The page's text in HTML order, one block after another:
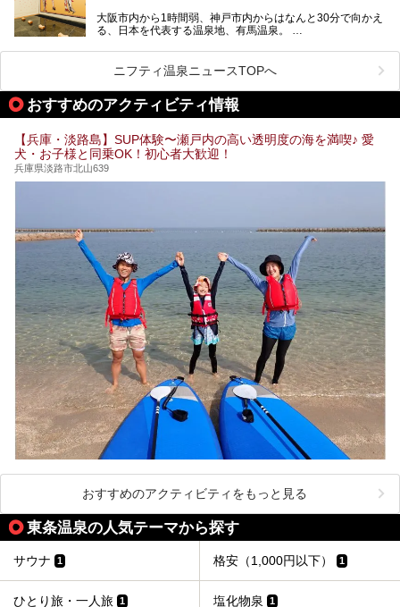
大阪市内から1時間弱、神戸市内からはなんと30分で向かえ
る、日本を代表する温泉地、有馬温泉。
有名な「金泉」と「銀泉」に加え、人工のの炭酸泉まで楽し
める、ある意味「最強」ともいえる施設です。
今回は自慢のお湯をメインにその魅力の数々を紹介します！
ニフティ温泉ニュースTOPへ
おすすめのアクティビティ情報
【兵庫・淡路島】SUP体験〜瀬戸内の高い透明度の海を満喫♪ 愛
犬・お子様と同乗OK！初心者大歓迎！
兵庫県淡路市北山639
おすすめのアクティビティをもっと見る
東条温泉の人気テーマから探す
サウナ 1 格安（1,000円以下） 1
ひとり旅・一人旅 1 塩化物泉 1